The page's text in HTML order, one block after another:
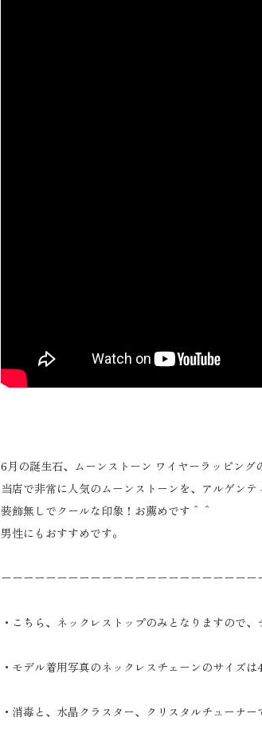
6月の誕生石、ムーンストーン ワイヤーラッピング
当店で非常に人気のムーンストーンを、アルゲン
装飾無しでクールな印象！お薦めです＾＾
男性にもおすすめです。
ーーーーーーーーーーーーーーーーーーーーーーー
・こちら、ネックレストップのみとなりますので
・モデル着用写真のネックレスチェーンのサイズは
・消毒と、水晶クラスター、クリスタルチューナ